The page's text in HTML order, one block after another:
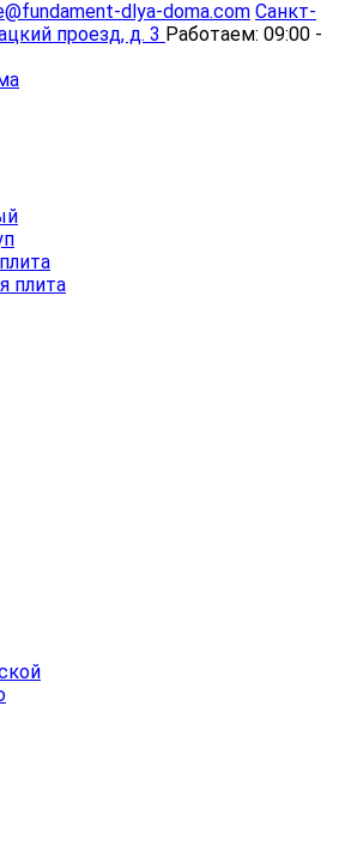
dlya-doma.com Санкт-
проезд, д. 3 Работаем: 09:00 -
плита